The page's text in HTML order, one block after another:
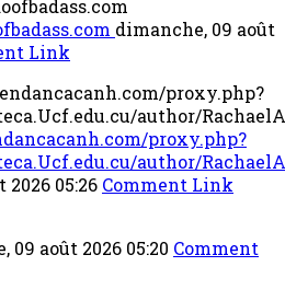
dimanche, 09 août
Link
proxy.php?
author/
05:26 Comment Link
09 août 2026 05:20 Comment